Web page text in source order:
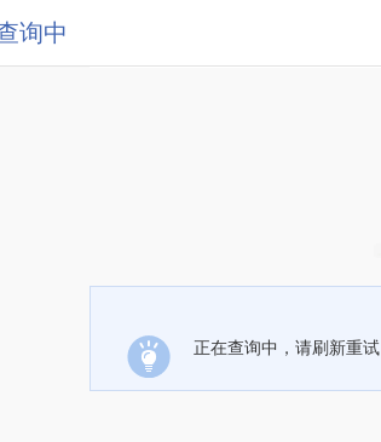
询中
正在查询中，请刷新重试